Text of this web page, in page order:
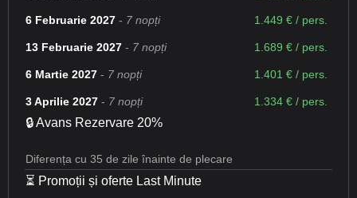
6 Februarie 2027 - 7 nopți 1.449 € / pers.
13 Februarie 2027 - 7 nopți 1.689 € / pers.
6 Martie 2027 - 7 nopți 1.401 € / pers.
3 Aprilie 2027 - 7 nopți 1.334 € / pers.
🔒 Avans Rezervare 20%
Diferența cu 35 de zile înainte de plecare
⏳ Promoții și oferte Last Minute